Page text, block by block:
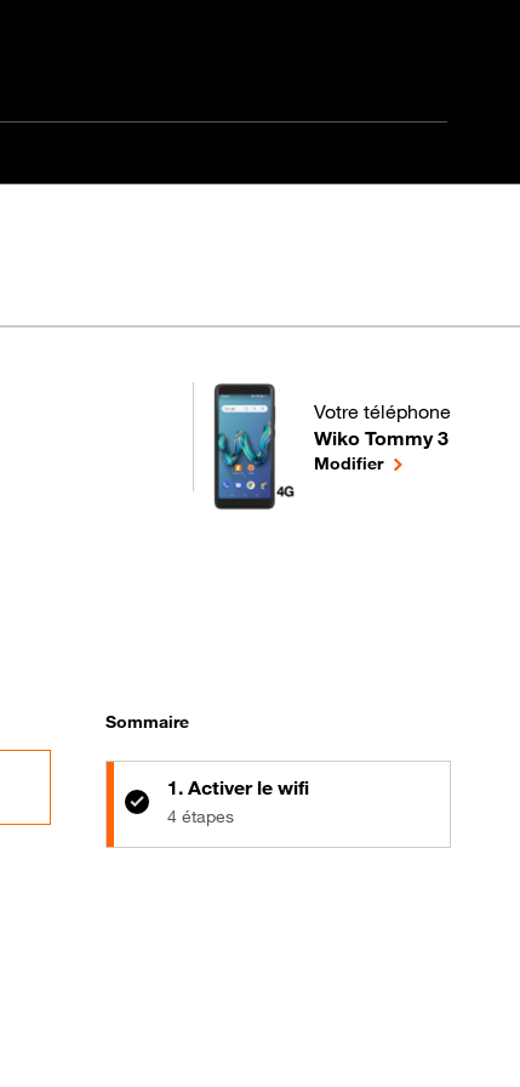
Votre téléphone
Wiko Tommy 3
pour votre Wiko Tommy
Modifierle téléphone
Sommaire
1. Activer le wifi
4 étapes